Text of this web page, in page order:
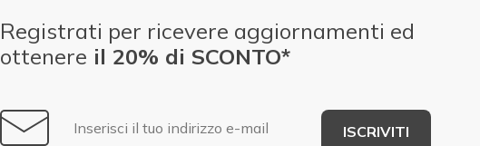
Registrati per ricevere aggiornamenti ed
ottenere il 20% di SCONTO*
E-mail
ISCRIVITI